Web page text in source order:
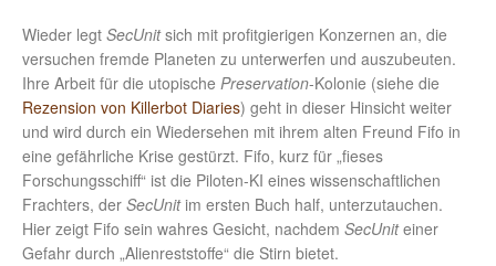
Wieder legt SecUnitsich mit profitgierigen Konzernen an, die
versuchen fremde Planeten zu unterwerfen und auszubeuten.
Ihre Arbeit für die utopische Preservation-Kolonie (siehe die
Rezension von Killerbot Diaries) geht in dieser Hinsicht weiter
und wird durch ein Wiedersehen mit ihrem alten Freund Fifo in
eine gefährliche Krise gestürzt. Fifo, kurz für „fieses
Forschungsschiff“ ist die Piloten-KI eines wissenschaftlichen
Frachters, der SecUnitim ersten Buch half, unterzutauchen.
Hier zeigt Fifo sein wahres Gesicht, nachdem SecUniteiner
Gefahr durch „Alienreststoffe“ die Stirn bietet.